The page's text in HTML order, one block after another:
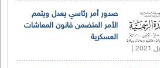
صدور أمر رئاسي يعدل ويتمم
الأمر المتضمن قانون المعاشات
العسكرية